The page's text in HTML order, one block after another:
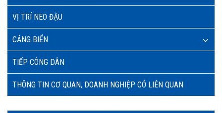
VỊ TRÍ NEO ĐẬU
CẢNG BIỂN
TIẾP CÔNG DÂN
THÔNG TIN CƠ QUAN, DOANH NGHIỆP CÓ LIÊN QUAN